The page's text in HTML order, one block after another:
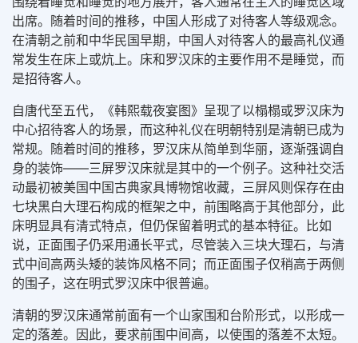
出席。随着时间的推移，中国人形成了对待客人等级观念。
在清朝之前和中华民国早期，中国人对待客人的最高礼仪通
常发生在床上或炕上。床和罗汉床的主要作用不是睡觉，而
是招待客人。
自唐代至五代，《韩熙载夜宴图》呈现了以榻榻或罗汉床为
中心招待客人的场景，而这种礼仪在明朝特别是清朝已成为
常规。随着时间的推移，罗汉床从简单到华丽，逐渐强调自
身的装饰——三屏罗汉床就是其中的一个例子。这种社交活
动最初被美国中国古典家具博物馆收藏，三屏风则保存在由
七块黑白大理石构成的框架之中，前围略高于其他部分，此
床明显具有清式特点，但仍保留着明式的基本特征。比如
说，正面围子仍采用通长平式，尽管装入三块大理石，与清
式中间高两头矮的装饰风格不同；而正面围子仅稍高于两侧
的围子，这在明式罗汉床中很普遍。
清朝的罗汉床通常前面有一个山家围和台阶形式，以形成一
定的落差。因此，要求前围中间高，以使围的落差不太短。